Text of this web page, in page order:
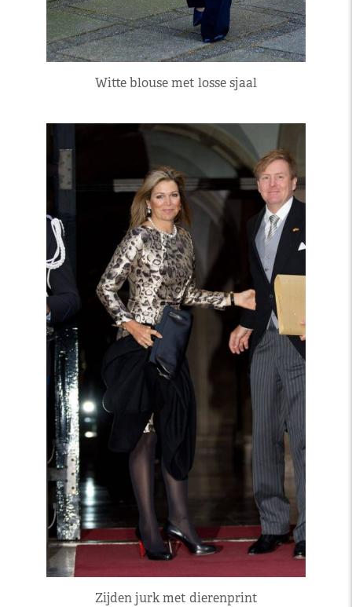
Witte blouse met losse sjaal
Zijden jurk met dierenprint